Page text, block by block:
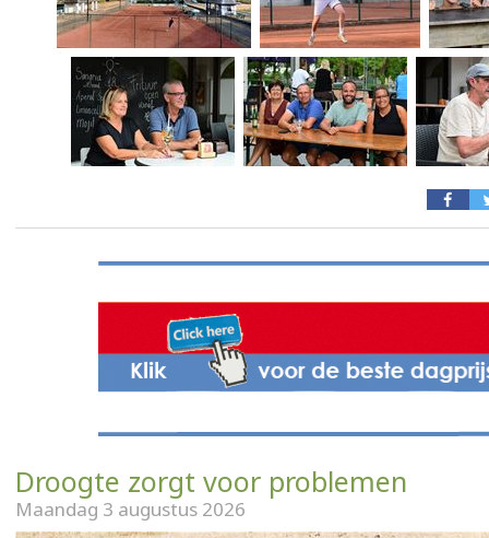
Droogte zorgt voor problemen
Maandag 3 augustus 2026